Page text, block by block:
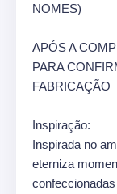
NOMES)
APÓS A
PARA
FABRICAÇÃO
Inspiração:
Inspirada no
eterniza